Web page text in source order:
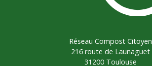
Réseau Compost Citoyen
216 route de Launaguet
31200 Toulouse